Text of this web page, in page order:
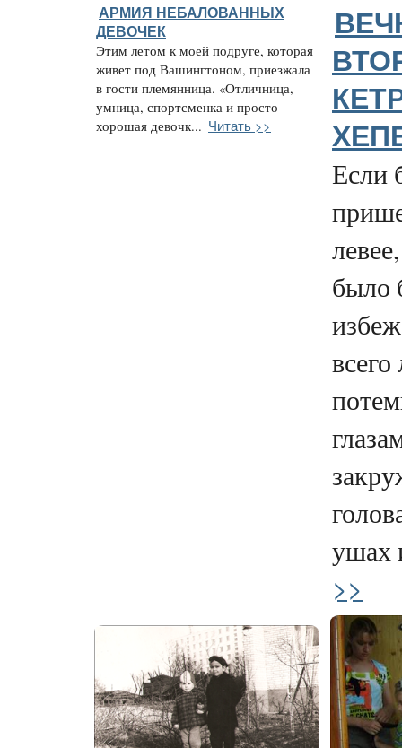
АРМИЯ НЕБАЛОВАННЫХ
ДЕВОЧЕК
Этим летом к моей подруге, которая
живет под Вашингтоном, приезжала
в гости племянница. «Отличница,
умница, спортсменка и просто
хорошая девочк... Читать >>
Если
было
ушах
>>